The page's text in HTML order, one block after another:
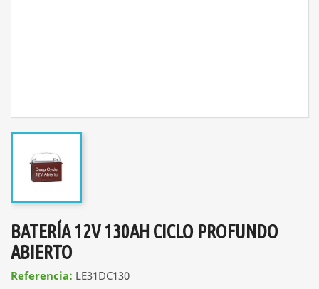
BATERÍA 12V 130AH CICLO PROFUNDO
ABIERTO
Referencia: LE31DC130